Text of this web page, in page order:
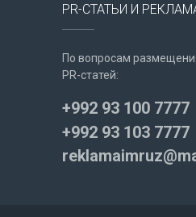
PR-СТАТЬИ И
По вопросам
PR-статей:
+992 93 100 7777
+992 93 103 7777